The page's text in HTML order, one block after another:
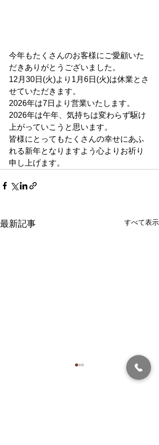
今年もたくさんのお客様にご愛顧いた
だきありがとうございました。
12月30日(火)より1月6日(火)は休業とさ
せていただきます。
2026年は7日より営業いたします。
2026年は午年、気持ちは変わらず駆け
上がっていこうと思います。
皆様にとってもたくさんの幸せにあふ
れる新年となりますよう心よりお祈り
申し上げます。
最新記事 すべて表示